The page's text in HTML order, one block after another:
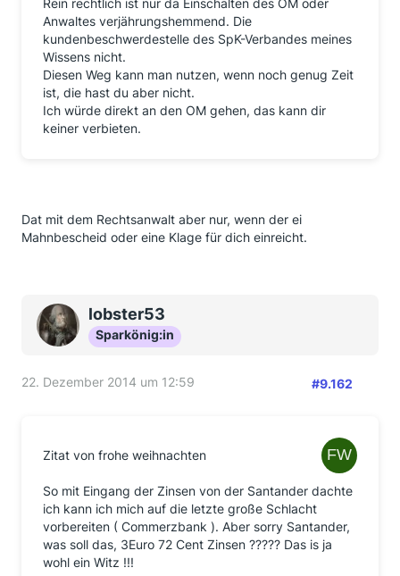
Rein rechtlich ist nur da Einschalten des OM oder
Anwaltes verjährungshemmend. Die
kundenbeschwerdestelle des SpK-Verbandes meines
Wissens nicht.
Diesen Weg kann man nutzen, wenn noch genug Zeit
ist, die hast du aber nicht.
Ich würde direkt an den OM gehen, das kann dir
keiner verbieten.
Dat mit dem Rechtsanwalt aber nur, wenn der ei
Mahnbescheid oder eine Klage für dich einreicht.
lobster53
Sparkönig:in
22. Dezember 2014 um 12:59 #9.162
Zitat von frohe weihnachten
So mit Eingang der Zinsen von der Santander dachte
ich kann ich mich auf die letzte große Schlacht
vorbereiten ( Commerzbank ). Aber sorry Santander,
was soll das, 3Euro 72 Cent Zinsen ????? Das is ja
wohl ein Witz !!!